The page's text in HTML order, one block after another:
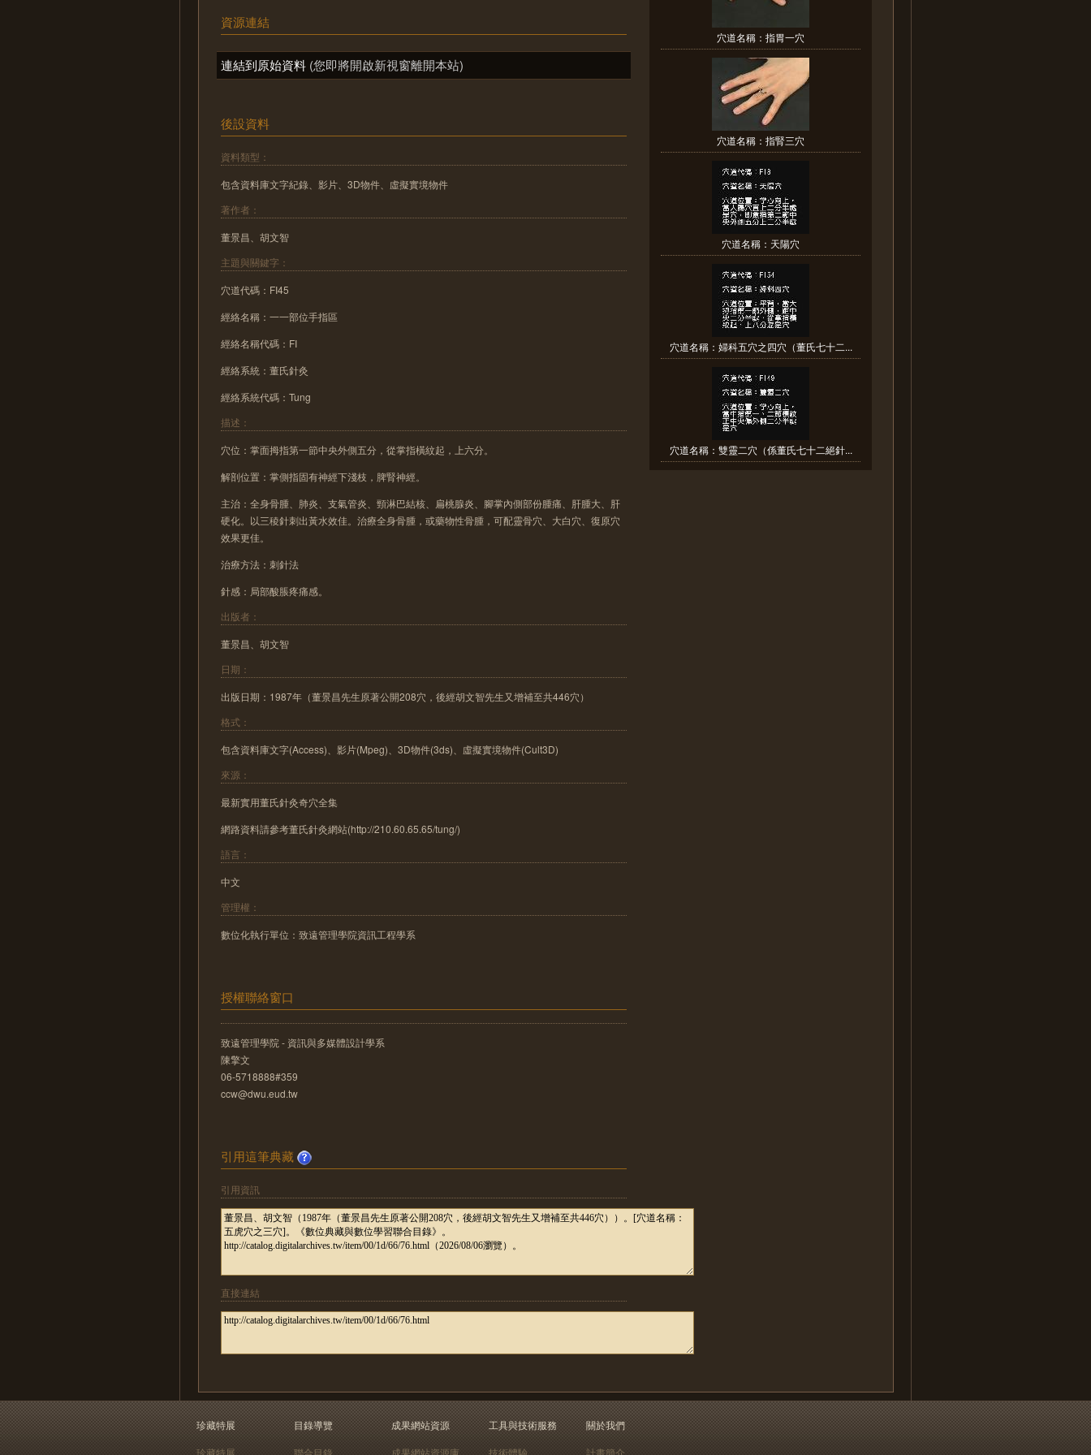
資源連結
連結到原始資料 (您即將開啟新視窗離開本站)
後設資料
資料類型：
包含資料庫文字紀錄、影片、3D物件、虛擬實境物件
著作者：
董景昌、胡文智
主題與關鍵字：
穴道代碼：FI45
經絡名稱：一一部位手指區
經絡名稱代碼：FI
經絡系統：董氏針灸
經絡系統代碼：Tung
描述：
穴位：掌面拇指第一節中央外側五分，從掌指橫紋起，上六分。
解剖位置：掌側指固有神經下淺枝，脾腎神經。
主治：全身骨腫、肺炎、支氣管炎、頸淋巴結核、扁桃腺炎、腳掌內側部份腫痛、肝腫大、肝
硬化。以三稜針刺出黃水效佳。治療全身骨腫，或藥物性骨腫，可配靈骨穴、大白穴、復原穴
效果更佳。
治療方法：刺針法
針感：局部酸脹疼痛感。
出版者：
董景昌、胡文智
日期：
出版日期：1987年（董景昌先生原著公開208穴，後經胡文智先生又增補至共446穴）
格式：
包含資料庫文字(Access)、影片(Mpeg)、3D物件(3ds)、虛擬實境物件(Cult3D)
來源：
最新實用董氏針灸奇穴全集
網路資料請參考董氏針灸網站(http://210.60.65.65/tung/)
語言：
中文
管理權：
數位化執行單位：致遠管理學院資訊工程學系
授權聯絡窗口
致遠管理學院 - 資訊與多媒體設計學系
陳擎文
06-5718888#359
ccw@dwu.eud.tw
引用這筆典藏
引用資訊
直接連結
穴道名稱：指胃一穴
穴道名稱：指腎三穴
穴道名稱：天陽穴
穴道名稱：婦科五穴之四穴（董氏七十二...
穴道名稱：雙靈二穴（係董氏七十二絕針...
珍藏特展
珍藏特展
目錄導覽
聯合目錄
成果網站資源
成果網站資源庫
工具與技術服務
技術體驗
關於我們
計畫簡介